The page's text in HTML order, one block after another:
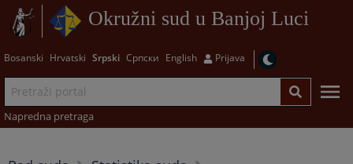
Okružni sud u Banjoj Luci
Bosanski Hrvatski Srpski Српски English Prijava
Napredna pretraga